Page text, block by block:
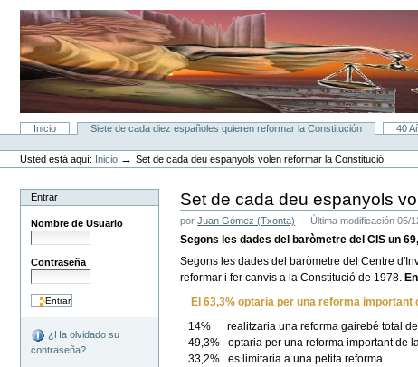
contenido.
Saltar
navegación
Secciones
Inicio Siete de cada diez españoles quieren reformar la Constitución 40
Herramientas
Personales
Usted está aquí: Inicio →Set de cada deu espanyols volen reformar la Constitució
Entrar
Nombre de Usuario
Contraseña
¿Ha olvidado su
contraseña?
Set de cada deu espanyols
porJuan Gómez (Txonta) — Última modificación 05/
Segons les dades del baròmetre del CIS un
Segons les dades del baròmetre del Centre
reformar i fer canvis a la Constitució de 1978.
El 63,3% optaria per una reforma important
14% realitzaria una reforma gairebé total de
49,3% optaria per una reforma important de
33,2% es limitaria a una petita reforma.